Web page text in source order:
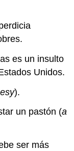
es un insulto
Unidos.
).
un pastón (a
ser más